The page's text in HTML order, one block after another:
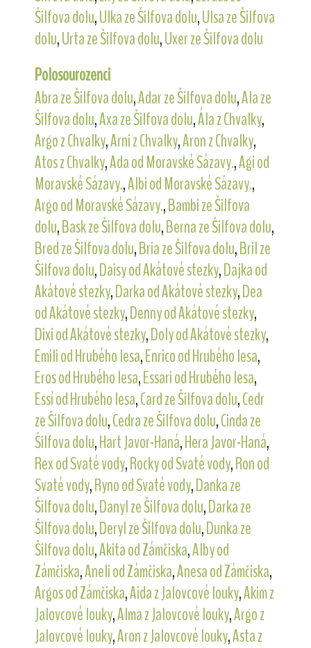
Šilfova dolu,Ulka ze Šilfova dolu,Ulsa ze Šilfova
dolu,Urta ze Šilfova dolu,Uxer ze Šilfova dolu
Polosourozenci
Abra ze Šilfova dolu,Adar ze Šilfova dolu,Ala ze
Šilfova dolu,Axa ze Šilfova dolu,Ála z Chvalky,
Argo z Chvalky,Arni z Chvalky,Aron z Chvalky,
Atos z Chvalky,Ada od Moravské Sázavy.,Agi od
Moravské Sázavy.,Albi od Moravské Sázavy.,
Argo od Moravské Sázavy.,Bambi ze Šilfova
dolu,Bask ze Šilfova dolu,Berna ze Šilfova dolu,
Bred ze Šilfova dolu,Bria ze Šilfova dolu,Bril ze
Šilfova dolu,Daisy od Akátové stezky,Dajka od
Akátové stezky,Darka od Akátové stezky,Dea
od Akátové stezky,Denny od Akátové stezky,
Dixi od Akátové stezky,Doly od Akátové stezky,
Emili od Hrubého lesa,Enrico od Hrubého lesa,
Eros od Hrubého lesa,Essari od Hrubého lesa,
Essí od Hrubého lesa,Card ze Šilfova dolu,Cedr
ze Šilfova dolu,Cedra ze Šilfova dolu,Cinda ze
Šilfova dolu,Hart Javor-Haná,Hera Javor-Haná,
Rex od Svaté vody,Rocky od Svaté vody,Ron od
Svaté vody,Ryno od Svaté vody,Danka ze
Šilfova dolu,Danyl ze Šilfova dolu,Darka ze
Šilfova dolu,Deryl ze Šilfova dolu,Dunka ze
Šilfova dolu,Akita od Zámčiska,Alby od
Zámčiska,Aneli od Zámčiska,Anesa od Zámčiska,
Argos od Zámčiska,Aida z Jalovcové louky,Akim z
Jalovcové louky,Alma z Jalovcové louky,Argo z
Jalovcové louky,Aron z Jalovcové louky,Asta z